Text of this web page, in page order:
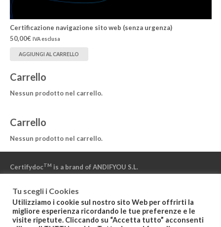
Certificazione navigazione sito web (senza urgenza)
50,00€ IVA esclusa
AGGIUNGI AL CARRELLO
Carrello
Nessun prodotto nel carrello.
Carrello
Nessun prodotto nel carrello.
CertifydocTM is a brand of ANDIFYOU S.L.
“Powered by NAMIRIAL” – “Powered by IZENPE” – “Powered by
DFN”
Tu scegli i Cookies
Utilizziamo i cookie sul nostro sito Web per offrirti la
migliore esperienza ricordando le tue preferenze e le
visite ripetute. Cliccando su “Accetta tutto” acconsenti